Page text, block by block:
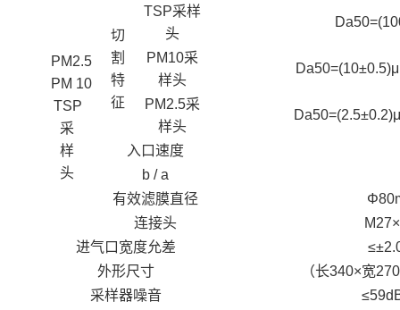
PM2.5
PM 10
TSP
采
样
头
切
割
特
征
TSP采样
头
PM10采
样头
PM2.5采
样头
入口速度
b / a
有效滤膜直径
连接头
进气口宽度允差
外形尺寸
（长340×宽
采样器噪音